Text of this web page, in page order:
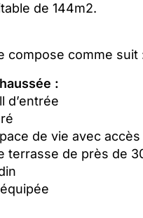
de 144m2.
compose comme suit
:
d’entrée
de vie avec
terrasse de près de